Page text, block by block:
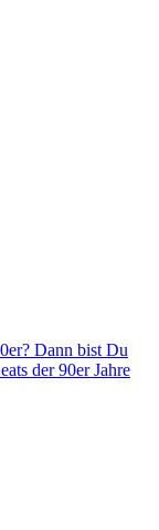
Dann bist Du
der 90er Jahre